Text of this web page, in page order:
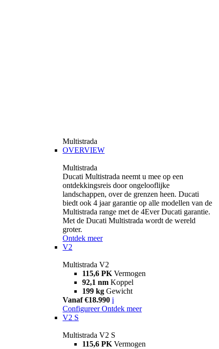
Multistrada
OVERVIEW
Multistrada
Ducati Multistrada neemt u mee op een
ontdekkingsreis door ongelooflijke
landschappen, over de grenzen heen. Ducati
biedt ook 4 jaar garantie op alle modellen van de
Multistrada range met de 4Ever Ducati garantie.
Met de Ducati Multistrada wordt de wereld
groter.
Ontdek meer
V2
Multistrada V2
115,6 PK Vermogen
92,1 nm Koppel
199 kg Gewicht
Vanaf €18.990 i
Configureer Ontdek meer
V2 S
Multistrada V2 S
115,6 PK Vermogen